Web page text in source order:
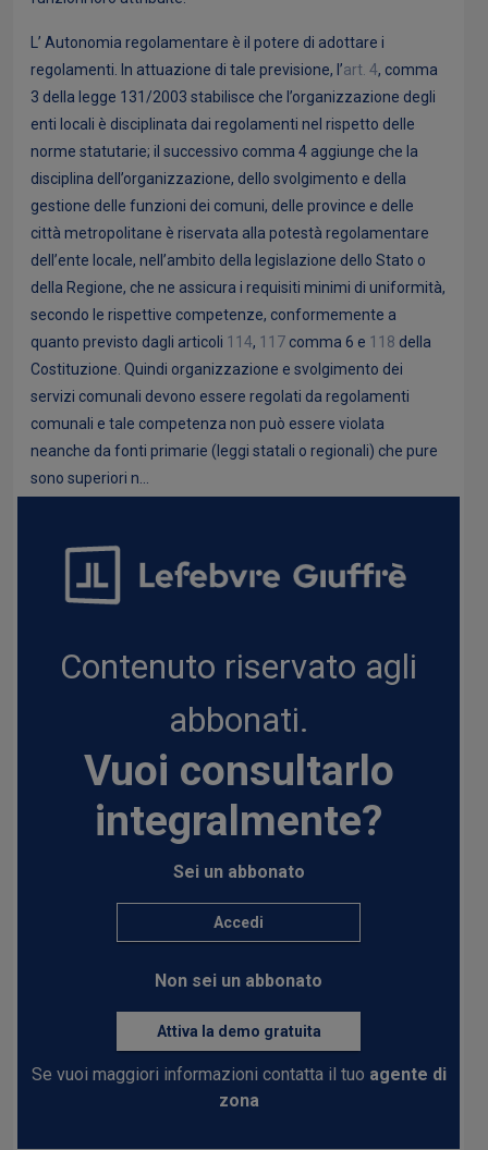
L’ Autonomia regolamentare è il potere di adottare i
regolamenti. In attuazione di tale previsione, l’art. 4, comma
3 della legge 131/2003 stabilisce che l’organizzazione degli
enti locali è disciplinata dai regolamenti nel rispetto delle
norme statutarie; il successivo comma 4 aggiunge che la
disciplina dell’organizzazione, dello svolgimento e della
gestione delle funzioni dei comuni, delle province e delle
città metropolitane è riservata alla potestà regolamentare
dell’ente locale, nell’ambito della legislazione dello Stato o
della Regione, che ne assicura i requisiti minimi di uniformità,
secondo le rispettive competenze, conformemente a
quanto previsto dagli articoli 114, 117 comma 6 e 118 della
Costituzione. Quindi organizzazione e svolgimento dei
servizi comunali devono essere regolati da regolamenti
comunali e tale competenza non può essere violata
neanche da fonti primarie (leggi statali o regionali) che pure
sono superiori n...
Contenuto riservato agli
abbonati.
Vuoi consultarlo
integralmente?
Sei un abbonato
Accedi
Non sei un abbonato
Attiva la demo gratuita
Se vuoi maggiori informazioni contatta il tuo agente di
zona